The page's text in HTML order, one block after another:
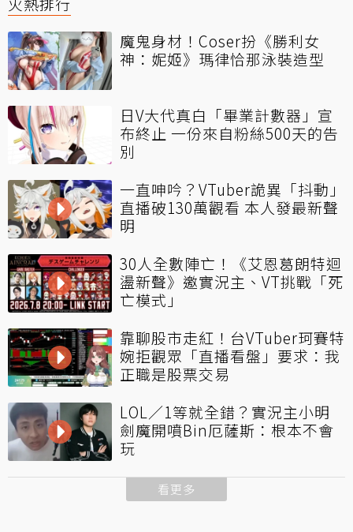
魔鬼身材！Coser扮《勝利女
神：妮姬》瑪律恰那泳裝造型
日V大代真白「畢業計數器」宣
布終止 一份來自粉絲500天的告
別
一直呻吟？VTuber詭異「抖動」
直播破130萬觀看 本人發最新聲
明
30人全數陣亡！《艾恩葛朗特迴
盪新聲》邀實況主、VT挑戰「死
亡模式」
靠聊股市走紅！台VTuber珂賽特
婉拒觀眾「直播看盤」要求：我
正職是股票交易
LOL／1等就全錯？實況主小明
劍魔開噴Bin厄薩斯：根本不會
玩
看更多